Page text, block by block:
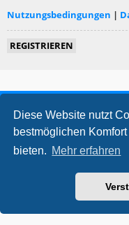
Diese Website nutzt
bestmöglichen
bieten. Mehr erfahren
Nutzungsbedingungen |
REGISTRIEREN
metrolike style by Eric
Powered byphpBB
Deutsche